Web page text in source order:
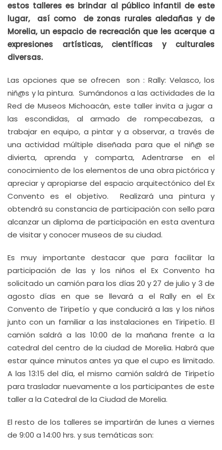
estos talleres es brindar al público infantil de este
lugar, así como de zonas rurales aledañas y de
Morelia, un espacio de recreación que les acerque a
expresiones artísticas, científicas y culturales
diversas.
Las opciones que se ofrecen son : Rally: Velasco, los
niñ@s y la pintura. Sumándonos a las actividades de la
Red de Museos Michoacán, este taller invita a jugar a
las escondidas, al armado de rompecabezas, a
trabajar en equipo, a pintar y a observar, a través de
una actividad múltiple diseñada para que el niñ@ se
divierta, aprenda y comparta, Adentrarse en el
conocimiento de los elementos de una obra pictórica y
apreciar y apropiarse del espacio arquitectónico del Ex
Convento es el objetivo. Realizará una pintura y
obtendrá su constancia de participación con sello para
alcanzar un diploma de participación en esta aventura
de visitar y conocer museos de su ciudad.
Es muy importante destacar que para facilitar la
participación de las y los niños el Ex Convento ha
solicitado un camión para los días 20 y 27 de julio y 3 de
agosto días en que se llevará a el Rally en el Ex
Convento de Tiripetío y que conducirá a las y los niños
junto con un familiar a las instalaciones en Tiripetío. El
camión saldrá a las 10:00 de la mañana frente a la
catedral del centro de la ciudad de Morelia. Habrá que
estar quince minutos antes ya que el cupo es limitado.
A las 13:15 del día, el mismo camión saldrá de Tiripetío
para trasladar nuevamente a los participantes de este
taller a la Catedral de la Ciudad de Morelia.
El resto de los talleres se impartirán de lunes a viernes
de 9:00 a 14:00 hrs. y sus temáticas son: